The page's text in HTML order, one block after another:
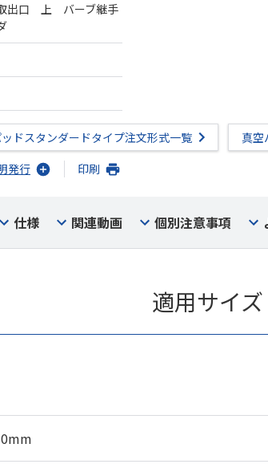
出口 上 バーブ継手
ドスタンダードタイプ注文形式一覧
真空
発行 印刷
仕様 関連動画 個別注意事項
適用サイズ